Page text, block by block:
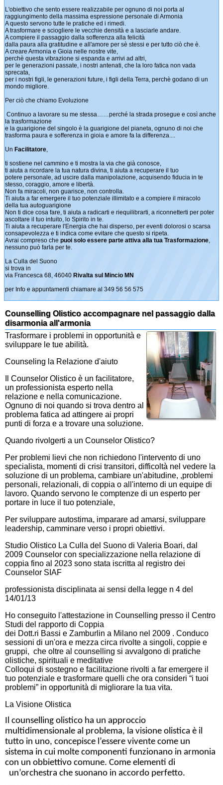
L'obiettivo che sento essere realizzabile per ognuno di noi porta al
raggiungimento della massima espressione personale di Armonia
A questo servono tutte le pratiche ed i rimedi.
A trasformare e sciogliere le vecchie densità e a lasciarle andare.
A compiere il passaggio dalla sofferenza alla felicità
dalla paura alla gratitudine e all'amore per sè stessi e per tutto ciò che è.
A creare Armonia e Gioia nelle nostre vite,
perchè questa vibrazione si espanda e arrivi ad altri,
per le generazioni passate, i nostri antenati, che la loro fatica non vada
sprecata,
per i nostri figli, le generazioni future, i figli della Terra, perchè godano di un
mondo migliore.
Per ciò che chiamo Evoluzione
Continuo a lavorare su me stessa……perché la strada prosegue e così anche
la trasformazione
e la guarigione del singolo è la guarigione del pianeta, ognuno di noi che
trasforma paura e sofferenza in gioia e amore fa la differenza....
Un Facilitatore,
ti sostiene nel cammino e ti mostra la via che già conosce,
ti aiuta a ricordare la tua natura divina, ti aiuta a recuperare il tuo
potere personale, ad uscire dalla manipolazione, acquisendo fiducia in te
stesso, coraggio, amore e libertà.
Non fa miracoli, non guarisce, non controlla.
Ti aiuta a far emergere il tuo potenziale illimitato e a compiere il miracolo
della tua autoguarigione
Non ti dice cosa fare, ti aiuta a radicarti e riequilibrarti, a riconnetterti per poter
ascoltare il tuo intuito, lo Spirito in te.
Ti aiuta a recuperare l'Energia che hai disperso, per eventi dolorosi o scarsa
consapevolezza e ti indica come evitare che questo si ripeta.
Avrai compreso che puoi solo essere parte attiva alla tua Trasformazione,
nessuno può farla per te.
La Culla del Suono
si trova in
via Francesca 68, 46040 Rivalta sul Mincio MN
per Info e appuntamenti chiamare al 349 56 56 575
Counselling Olistico accompagnare nel passaggio dalla
disarmonia all'armonia
Trasformare i problemi in opportunità e
sviluppare le tue abilità.
Counseling la Relazione d'aiuto
Il Counselor Olistico è un facilitatore,
un professionista esperto nella
relazione e nella comunicazione.
Ognuno di noi quando si trova dentro al
problema fatica ad attingere ai propri
punti di forza e a trovare una soluzione.
Quando rivolgerti a un Counselor Olistico?
Per problemi lievi che non richiedono l'intervento di uno
specialista, momenti di crisi transitori, difficoltà nel vedere la
soluzione di un problema, cambiare un'abitudine, ,problemi
personali, relazionali, di coppia o all'interno di un equipe di
lavoro. Quando servono le comptenze di un esperto per
portare in luce il tuo potenziale,
Per sviluppare autostima, imparare ad amarsi, sviluppare
leadership, camminare verso i propri obiettivi.
Studio Olistico La Culla del Suono di Valeria Boari, dal
2009 Counselor con specializzazione nella relazione di
coppia fino al 2023 sono stata iscritta al registro dei
Counselor SIAF
professionista disciplinata ai sensi della legge n 4 del
14/01/13
Ho conseguito l'attestazione in Counselling presso il Centro
Studi del rapporto di Coppia
dei Dott.ri Bassi e Zamburlin a Milano nel 2009 . Conduco
sessioni di un'ora e mezza circa rivolte a singoli, coppie e
gruppi, che oltre al counselling si avvalgono di pratiche
olistiche, spirituali e meditative
Colloqui di sostegno e facilitazione rivolti a far emergere il
tuo potenziale e trasformare quelli che ora consideri “i tuoi
problemi” in opportunità di migliorare la tua vita.
La Visione Olistica
Il counselling olistico ha un approccio
multidimensionale al problema, la visione olistica è il
tutto in uno, concepisce l’essere vivente come un
sistema in cui molte componenti funzionano in armonia
con un obbiettivo comune. Come elementi di
un’orchestra che suonano in accordo perfetto.